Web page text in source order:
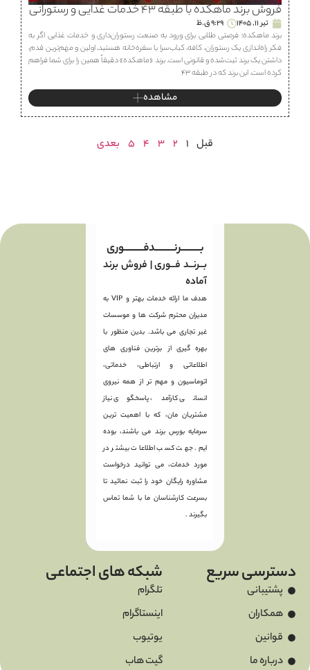
فروش برند ماهكده با طبقه ۴۳ خدمات غذایی و رستورانی
تیر 11, 1405
9:29 ق.ظ
برند ماهكده؛ فرصتی طلایی برای ورود به صنعت رستوران‌داری و خدمات غذایی اگر به
فکر راه‌اندازی یک رستوران، كافه، كباب‌سرا یا سفره‌خانه هستید، اولین و مهم‌ترین قدم،
داشتن یک برند ثبت‌شده و قانونی است. برند «ماهكده» دقیقاً همین را برای شما فراهم
کرده است. این برند که در طبقه ۴۳
مشاهده
قبل 1
2
3
4
5 بعدی
بـــــــــرنـــــــــدفـــــــــوری
بــرنــد فــوری | فروش برند
آماده
هدف ما ارائه خدمات بهتر و VIP به
مدیران محترم شرکت ها و موسسات
غیر تجاری می باشد. بدین منظور با
بهره گیری از برترین فناوری های
اطلاعاتی و ارتباطی، خدماتی،
اتوماسیون و مهم تر از همه نیروی
انسانی کارآمد، پاسخگوی نیاز
مشتریان مان، که با اهمیت ترین
سرمایه بورس برند می باشند، بوده
ایم. جهت کسب اطلاعات بیشتر در
مورد خدمات، می توانید درخواست
مشاوره رایگان خود را ثبت نمائید تا
بسرعت کارشناسان ما با شما تماس
بگیرند .
دسترسی سریع
پشتیبانی
همکاران
قوانین
درباره ما
شبکه های اجتماعی
تلگرام
اینستاگرام
یوتیوب
گیت هاب